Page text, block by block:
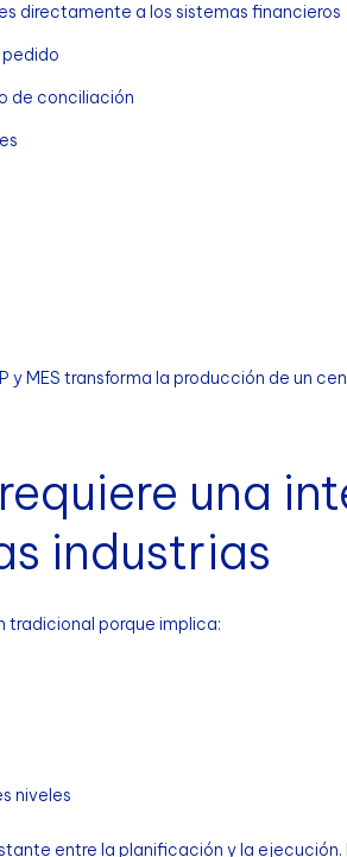
directamente a los sistemas financieros
pedido
de conciliación
y MES transforma la producción de un
una
industrias
tradicional porque implica:
niveles
entre la planificación y la